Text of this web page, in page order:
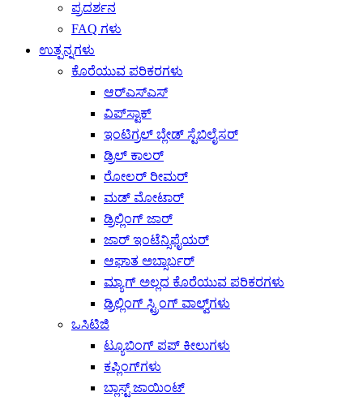
ಪ್ರದರ್ಶನ
FAQ ಗಳು
ಉತ್ಪನ್ನಗಳು
ಕೊರೆಯುವ ಪರಿಕರಗಳು
ಆರ್‌ಎಸ್‌ಎಸ್
ವಿಪ್‌ಸ್ಟಾಕ್
ಇಂಟಿಗ್ರಲ್ ಬ್ಲೇಡ್ ಸ್ಟೆಬಿಲೈಸರ್
ಡ್ರಿಲ್ ಕಾಲರ್
ರೋಲರ್ ರೀಮರ್
ಮಡ್ ಮೋಟಾರ್
ಡ್ರಿಲ್ಲಿಂಗ್ ಜಾರ್
ಜಾರ್ ಇಂಟೆನ್ಸಿಫೈಯರ್
ಆಘಾತ ಅಬ್ಸಾರ್ಬರ್
ಮ್ಯಾಗ್ ಅಲ್ಲದ ಕೊರೆಯುವ ಪರಿಕರಗಳು
ಡ್ರಿಲ್ಲಿಂಗ್ ಸ್ಟ್ರಿಂಗ್ ವಾಲ್ವ್‌ಗಳು
ಒಸಿಟಿಜಿ
ಟ್ಯೂಬಿಂಗ್ ಪಪ್ ಕೀಲುಗಳು
ಕಪ್ಲಿಂಗ್‌ಗಳು
ಬ್ಲಾಸ್ಟ್ ಜಾಯಿಂಟ್